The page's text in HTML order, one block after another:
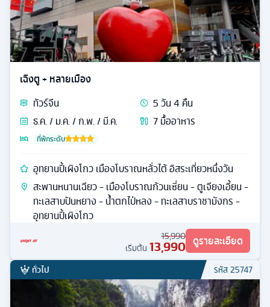
เฉิงตู + หลายเมือง
ทัวร์จีน 5วัน4 คืน
ธ.ค. / ม.ค. / ก.พ. / มี.ค.
7มื้ออาหาร
ที่พักระดับ
อุทยานปี้เผิงโกว เมืองโบราณหลั่วไต้ อิสระเที่ยวหนึ่งวัน
สะพานหนานเฉียว - เมืองโบราณก้วนเซี่ยน - ตูเจียงเอี้ยน -
ทะเลสาบปันหยาง - น้ำตกไป่หลง - ทะเลสาบราชามังกร -
อุทยานปี้เผิงโกว
15,990
เริ่มต้น 13,990 ดูรายละเอียด
ทั่วไป รหัส25747